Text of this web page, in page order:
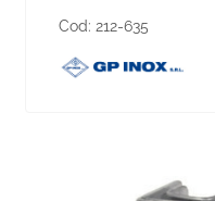
Cod: 212-635